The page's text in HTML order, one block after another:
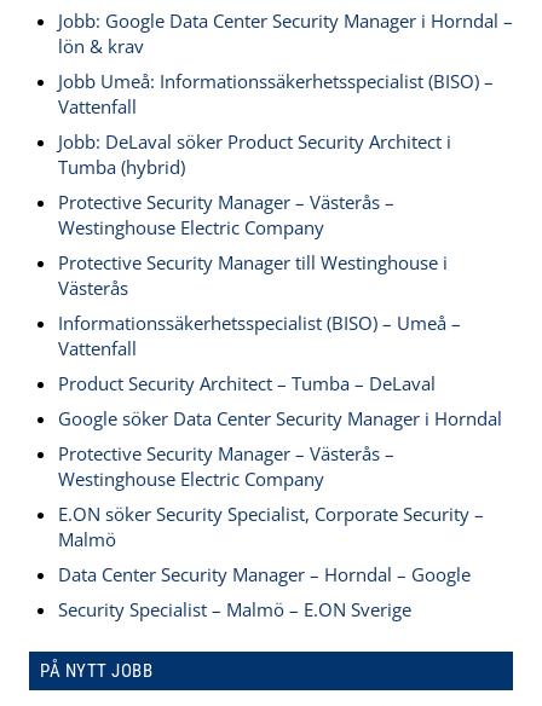
Jobb: Google Data Center Security Manager i Horndal –
lön & krav
Jobb Umeå: Informationssäkerhetsspecialist (BISO) –
Vattenfall
Jobb: DeLaval söker Product Security Architect i
Tumba (hybrid)
Protective Security Manager – Västerås –
Westinghouse Electric Company
Protective Security Manager till Westinghouse i
Västerås
Informationssäkerhetsspecialist (BISO) – Umeå –
Vattenfall
Product Security Architect – Tumba – DeLaval
Google söker Data Center Security Manager i Horndal
Protective Security Manager – Västerås –
Westinghouse Electric Company
E.ON söker Security Specialist, Corporate Security –
Malmö
Data Center Security Manager – Horndal – Google
Security Specialist – Malmö – E.ON Sverige
PÅ NYTT JOBB